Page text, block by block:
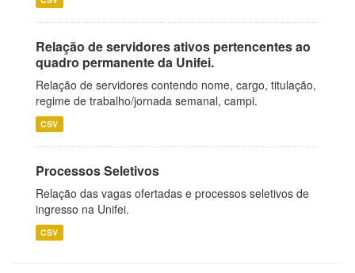
Relação de servidores ativos pertencentes ao
quadro permanente da Unifei.
Relação de servidores contendo nome, cargo, titulação,
regime de trabalho/jornada semanal, campi.
CSV
Processos Seletivos
Relação das vagas ofertadas e processos seletivos de
ingresso na Unifei.
CSV